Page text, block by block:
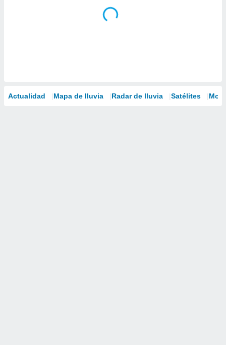
Actualidad Mapa de lluvia Radar de lluvia Satélites